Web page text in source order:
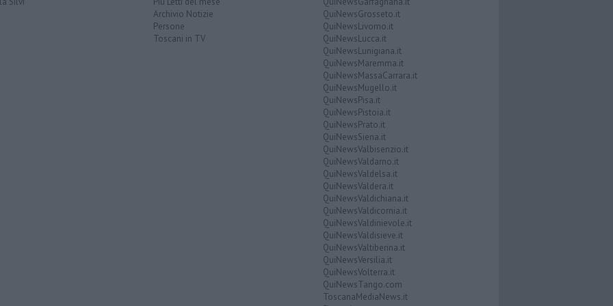
Archivio Notizie
Persone
Toscani in TV
QuiNewsGrosseto.it
QuiNewsLivorno.it
QuiNewsLucca.it
QuiNewsLunigiana.it
QuiNewsMaremma.it
QuiNewsMassaCarrara.it
QuiNewsMugello.it
QuiNewsPisa.it
QuiNewsPistoia.it
QuiNewsPrato.it
QuiNewsSiena.it
QuiNewsValbisenzio.it
QuiNewsValdarno.it
QuiNewsValdelsa.it
QuiNewsValdera.it
QuiNewsValdichiana.it
QuiNewsValdicornia.it
QuiNewsValdinievole.it
QuiNewsValdisieve.it
QuiNewsValtiberina.it
QuiNewsVersilia.it
QuiNewsVolterra.it
QuiNewsTango.com
ToscanaMediaNews.it